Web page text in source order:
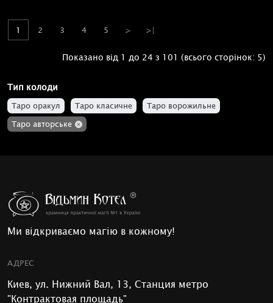
1 2 3 4 5 > >|
Показано від 1 до 24 з 101 (всього сторінок: 5)
Тип колоди
Таро оракул Таро класичне
Таро ворожильне
Таро авторське
Ми відкриваємо магію в кожному!
АДРЕС
Киев, ул. Нижний Вал, 13, Станция метро
"Контрактовая площадь"